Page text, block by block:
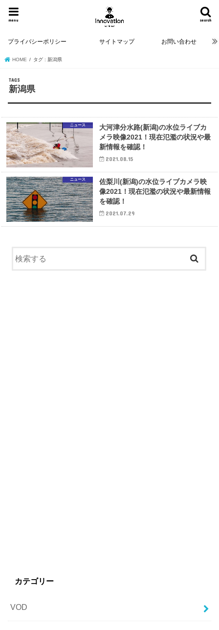
search
menu
プライバシーポリシー サイトマップ お問い合わせ
HOME タグ : 新潟県
新潟県
ニュース
大河津分水路(新潟)の水位ライブカ
メラ映像2021！現在氾濫の状況や最
新情報を確認！
2021.08.15
ニュース
佐梨川(新潟)の水位ライブカメラ映
像2021！現在氾濫の状況や最新情報
を確認！
2021.07.29
カテゴリー
VOD